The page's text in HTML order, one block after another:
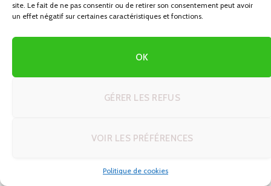
site. Le fait de ne pas consentir ou de retirer son consentement peut avoir
un effet négatif sur certaines caractéristiques et fonctions.
OK
GÉRER LES REFUS
VOIR LES PRÉFÉRENCES
Politique de cookies
le niveau de réservation à l’avance, ou encore le type de
7 profils de voyageurs en autotour et
seulement quelques courts trajets d’une journée ou deux.